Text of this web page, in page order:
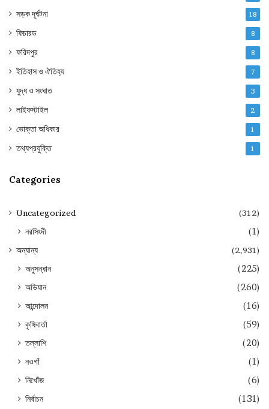
সড়ক দূর্ঘটনা 18
ফিচারড 8
ফরিদপুর 8
ইতিহাস ও ঐতিহ্য 7
যুদ্ধ ও সংঘাত 3
লাইফস্টাইল 2
ভোক্তা অধিকার 1
তথ্যপ্রযুক্তি 1
Categories
Uncategorized (312)
নরসিংদী (1)
অন্যান্য (2,931)
অনুসন্ধান
(225)
অভিযান
(260)
আন্দোলন
(16)
কৃষিবার্তা
(59)
তল্লাশি
(20)
নওগাঁ
(1)
নিখোঁজ
(6)
নির্বাচন
(131)